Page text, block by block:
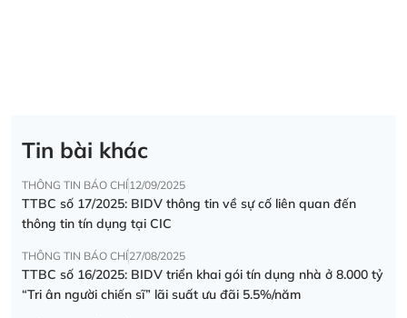
Tin bài khác
THÔNG TIN BÁO CHÍ12/09/2025
TTBC số 17/2025: BIDV thông tin về sự cố liên quan đến
thông tin tín dụng tại CIC
THÔNG TIN BÁO CHÍ27/08/2025
TTBC số 16/2025: BIDV triển khai gói tín dụng nhà ở 8.000 tỷ
“Tri ân người chiến sĩ” lãi suất ưu đãi 5.5%/năm